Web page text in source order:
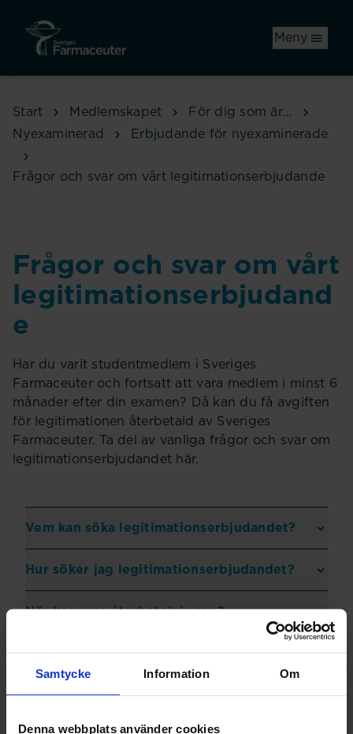
Samtycke Information Om
Denna webbplats använder cookies
Meny
Start Medlemskapet
För dig som är...
Nyexaminerad
Erbjudande för nyexaminerade
Frågor och svar om vårt legitimationserbjudande
Frågor och svar om vårt
legitimationserbjudand
e
Har du varit studentmedlem i Sveriges
Farmaceuter och fortsatt att vara medlem i minst 6
månader efter din examen? Då kan du få avgiften
för legitimationen återbetald av Sveriges
Farmaceuter. Ta del av vanliga frågor och svar om
legitimationserbjudandet här.
Vem kan söka legitimationserbjudandet?
Hur söker jag legitimationserbjudandet?
När kommer återbetalningen?
Jag är inte medlem än, vad gäller?
Jag blev medlem efter examen, vad